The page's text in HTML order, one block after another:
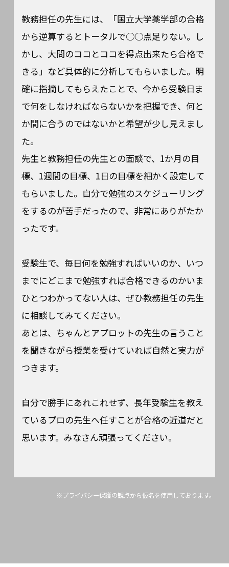
教務担任の先生には、「国立大学薬学部の合格
から逆算するとトータルで○○点足りない。し
かし、大問のココとココを得点出来たら合格で
きる」など具体的に分析してもらいました。明
確に指摘してもらえたことで、今から受験日ま
で何をしなければならないかを把握でき、何と
か間に合うのではないかと希望が少し見えまし
た。
先生と教務担任の先生との面談で、1か月の目
標、1週間の目標、1日の目標を細かく設定して
もらいました。自分で勉強のスケジューリング
をするのが苦手だったので、非常にありがたか
ったです。
受験生で、毎日何を勉強すればいいのか、いつ
までにどこまで勉強すれば合格できるのかいま
ひとつわかってない人は、ぜひ教務担任の先生
に相談してみてください。
あとは、ちゃんとアプロットの先生の言うこと
を聞きながら授業を受けていれば自然と実力が
つきます。
自分で勝手にあれこれせず、長年受験生を教え
ているプロの先生へ任すことが合格の近道だと
思います。みなさん頑張ってください。
※プライバシー保護の観点から仮名を使用しております。